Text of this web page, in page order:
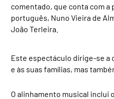
comentado, que conta com
português, Nuno Vieira de
João Terleira.
Este espectáculo dirige-se a
e às suas famílias, mas
O alinhamento musical inclui